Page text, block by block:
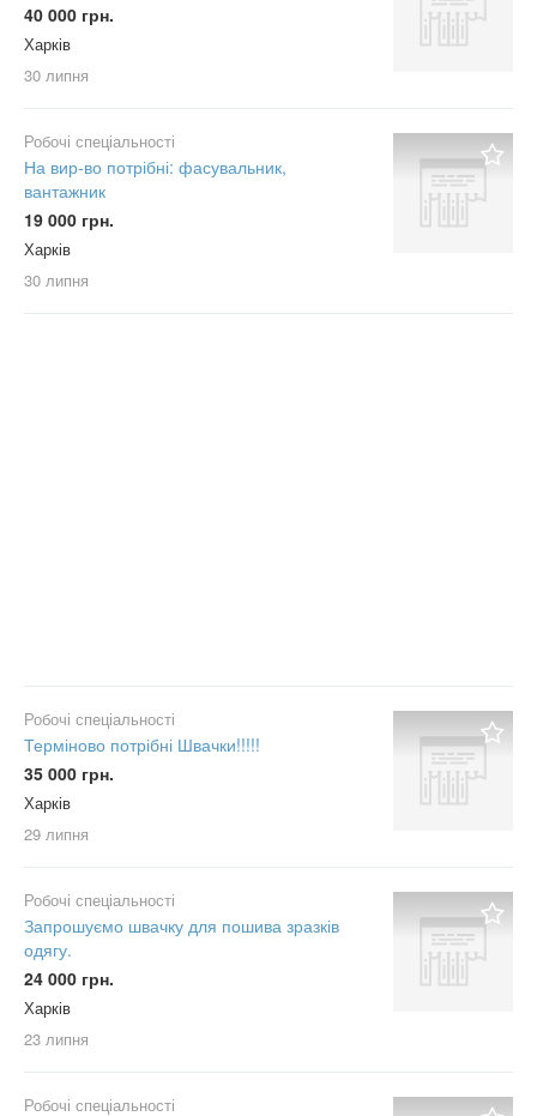
40 000 грн.
Харків
30 липня
Робочі спеціальності
На вир-во потрібні: фасувальник,
вантажник
19 000 грн.
Харків
30 липня
Робочі спеціальності
Терміново потрібні Швачки!!!!!
35 000 грн.
Харків
29 липня
Робочі спеціальності
Запрошуємо швачку для пошива зразків
одягу.
24 000 грн.
Харків
23 липня
Робочі спеціальності